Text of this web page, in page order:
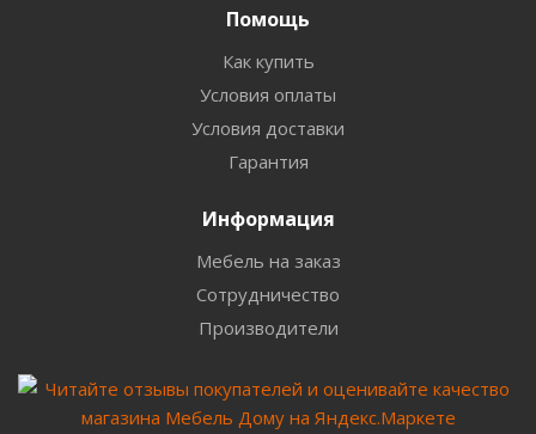
Помощь
Как купить
Условия оплаты
Условия доставки
Гарантия
Информация
Мебель на заказ
Сотрудничество
Производители